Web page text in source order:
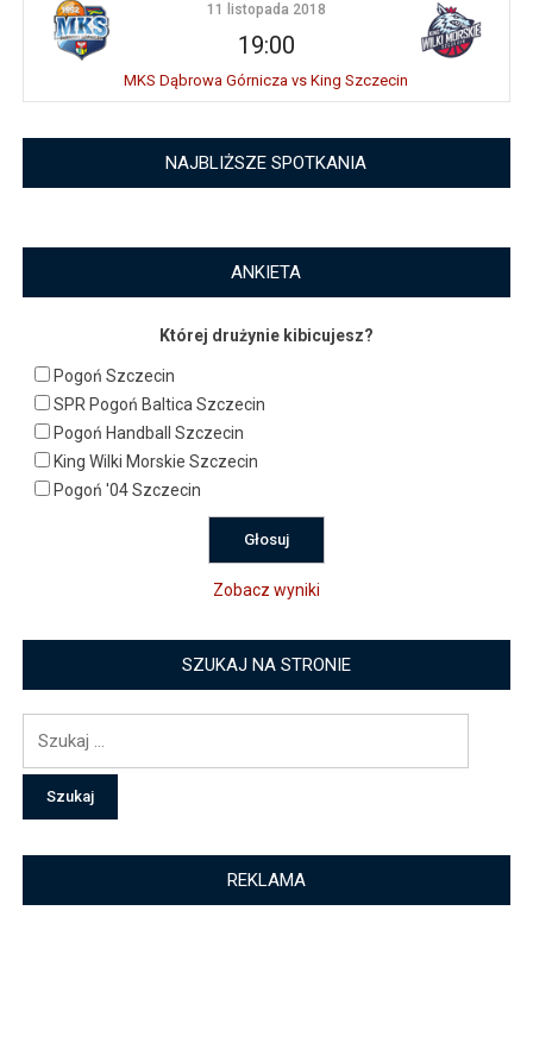
11 listopada 2018
19:00
MKS Dąbrowa Górnicza vs King Szczecin
NAJBLIŻSZE SPOTKANIA
ANKIETA
Której drużynie kibicujesz?
Pogoń Szczecin
SPR Pogoń Baltica Szczecin
Pogoń Handball Szczecin
King Wilki Morskie Szczecin
Pogoń '04 Szczecin
Zobacz wyniki
SZUKAJ NA STRONIE
REKLAMA